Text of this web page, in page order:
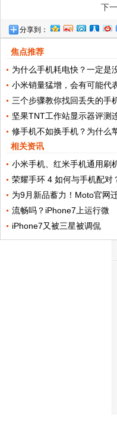
下
分享到：
焦点推荐
为什么手机耗电快？一定是
小米销量猛增，会有可能代
三个步骤教你找回丢失的手
坚果TNT工作站显示器评测
修手机不如换手机？为什么
相关资讯
小米手机、红米手机通用刷
荣耀手环 4 如何与手机配对
为9月新品蓄力！Moto官网
流畅吗？iPhone7上运行微
iPhone7又被三星被调侃​